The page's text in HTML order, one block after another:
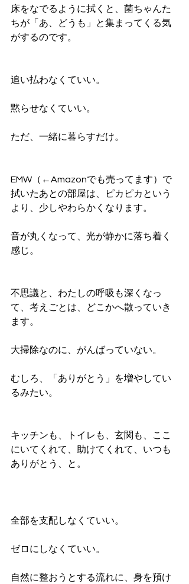
床をなでるように拭くと、菌ちゃんた
ちが「あ、どうも」と集まってくる気
がするのです。
追い払わなくていい。
黙らせなくていい。
ただ、一緒に暮らすだけ。
EMW（←Amazonでも売ってます）で
拭いたあとの部屋は、ピカピカという
より、少しやわらかくなります。
音が丸くなって、光が静かに落ち着く
感じ。
不思議と、わたしの呼吸も深くなっ
て、考えごとは、どこかへ散っていき
ます。
大掃除なのに、がんばっていない。
むしろ、「ありがとう」を増やしてい
るみたい。
キッチンも、トイレも、玄関も、ここ
にいてくれて、助けてくれて、いつも
ありがとう、と。
全部を支配しなくていい。
ゼロにしなくていい。
自然に整おうとする流れに、身を預け